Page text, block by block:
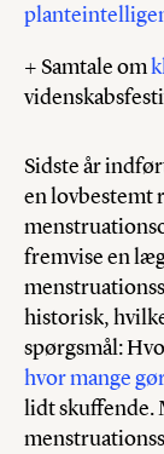
+ Samtale om
Sidste år
en lovbestemt
fremvise en
historisk,
spørgsmål:
hvor mange
lidt skuffende.